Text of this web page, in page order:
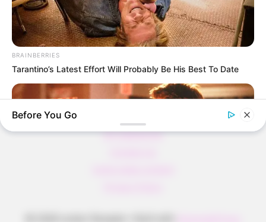
VARIATIONEN
DIE BESTEN SALAT DRESSINGS
die besten hausgemachten BBQ sauce
variationen
All Categories
BRAINBERRIES
Tarantino’s Latest Effort Will Probably Be His Best To Date
Before You Go